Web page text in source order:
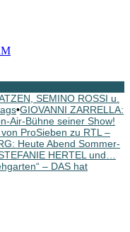
SEMINO ROSSI u.
•GIOVANNI ZARRELLA:
Air-Bühne seiner Show!
ProSieben zu RTL –
Heute Abend Sommer-
HERTEL und…
– DAS hat